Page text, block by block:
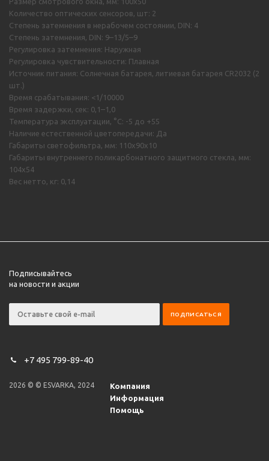
Количество оптических сенсоров, шт: 2
Степень затемнения в нерабочем состоянии, DIN: 4
Степень затемнения, DIN: 9–13/5–9
Регулировка затемнения: Наружная
Регулировка чувствительности: Плавная
Источник питания: Солнечная батарея, литиевая батарея CR2032 (2
шт.)
Время срабатывания: <1/10000
Время задержки, сек: 0,1–1,0
Температура эксплуатации, °С: -5 до +55
Наличие естественной цветопередачи: Да
Габариты светофильтра, мм: 110х90х10
Габариты внутреннего поликарбонатного защитного стекла, мм:
104х54
Вес нетто, кг: 0,14
Подписывайтесь
на новости и акции
+7 495 799-89-40
2026 © © ESVARKA, 2024
Компания
Информация
Помощь